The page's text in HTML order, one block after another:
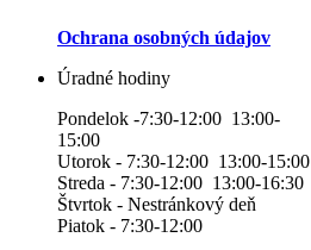
Ochrana osobných údajov
Úradné hodiny
Pondelok -7:30-12:00 13:00-
15:00
Utorok - 7:30-12:00 13:00-15:00
Streda - 7:30-12:00 13:00-16:30
Štvrtok - Nestránkový deň
Piatok - 7:30-12:00